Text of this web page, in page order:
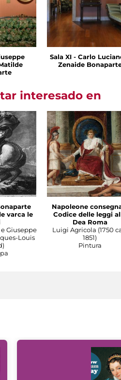
Sala XI - Carlo
Zenaide
interesado en
varca le
Giuseppe
Louis
Napoleone
Codice delle leggi
Dea Roma
Luigi Agricola (1750
1851)
Pintura